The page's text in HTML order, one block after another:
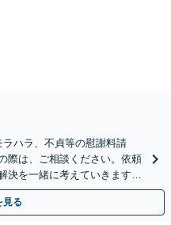
ラハラ、不貞等の慰謝料請
際は、ご相談ください。依頼
を一緒に考えていきます。
WEB相談可】
見る